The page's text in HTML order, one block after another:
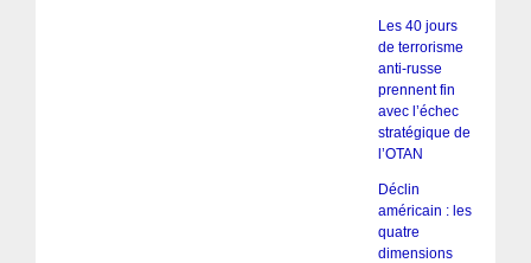
Les 40 jours
de terrorisme
anti-russe
prennent fin
avec l’échec
stratégique de
l’OTAN
Déclin
américain : les
quatre
dimensions